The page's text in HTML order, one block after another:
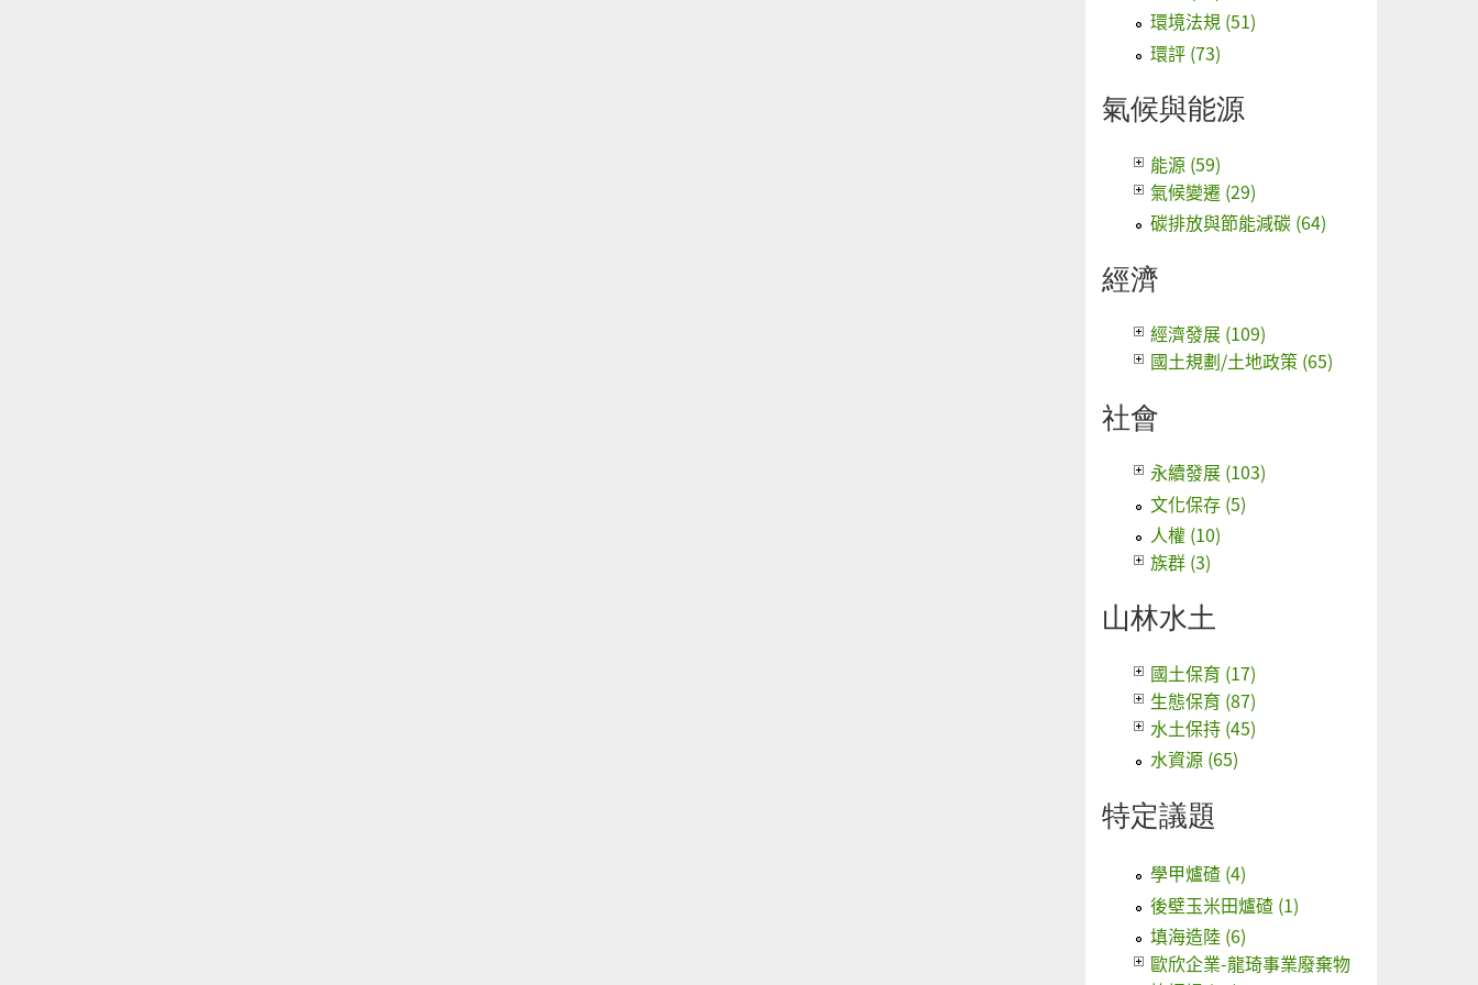
環境法規 (51)
環評 (73)
氣候與能源
能源 (59)
氣候變遷 (29)
碳排放與節能減碳 (64)
經濟
經濟發展 (109)
國土規劃/土地政策 (65)
社會
永續發展 (103)
文化保存 (5)
人權 (10)
族群 (3)
山林水土
國土保育 (17)
生態保育 (87)
水土保持 (45)
水資源 (65)
特定議題
學甲爐碴 (4)
後壁玉米田爐碴 (1)
填海造陸 (6)
歐欣企業-龍琦事業廢棄物